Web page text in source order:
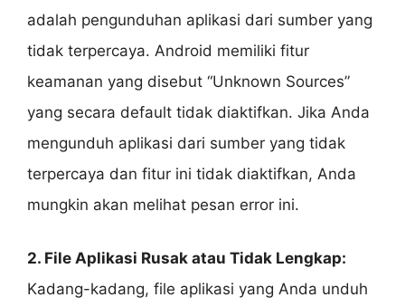
adalah pengunduhan aplikasi dari sumber yang
tidak terpercaya. Android memiliki fitur
keamanan yang disebut “Unknown Sources”
yang secara default tidak diaktifkan. Jika Anda
mengunduh aplikasi dari sumber yang tidak
terpercaya dan fitur ini tidak diaktifkan, Anda
mungkin akan melihat pesan error ini.
2. File Aplikasi Rusak atau Tidak Lengkap:
Kadang-kadang, file aplikasi yang Anda unduh